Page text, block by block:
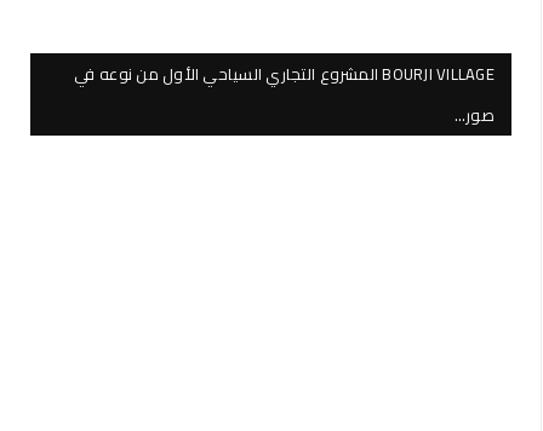
BOURJI VILLAGE المشروع التجاري السياحي الأول من نوعه في
صور…